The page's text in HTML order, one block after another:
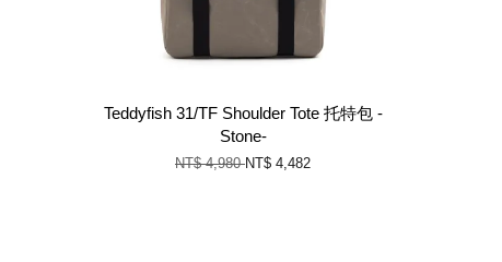
Teddyfish 31/TF Shoulder Tote 托特包 -
Stone-
NT$ 4,980NT$ 4,482